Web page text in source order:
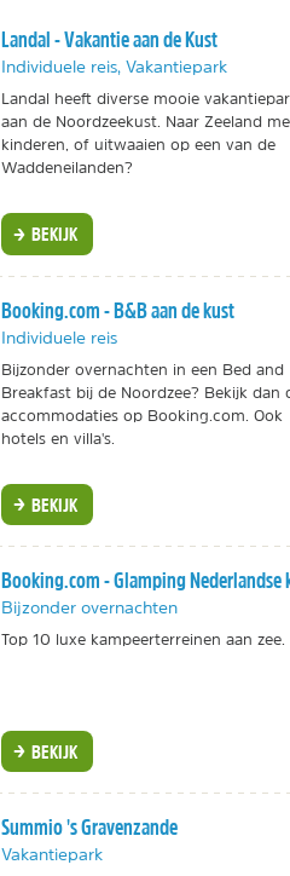
Landal - Vakantie aan de Kust
Individuele reis, Vakantiepark
Landal heeft diverse mooie
aan de Noordzeekust. Naar Zeeland
kinderen, of uitwaaien op een van de
Waddeneilanden?
BEKIJK
Booking.com - B&B aan de kust
Individuele reis
Bijzonder overnachten in een Bed and
Breakfast bij de Noordzee? Bekijk dan
accommodaties op Booking.com. Ook
hotels en villa's.
BEKIJK
Booking.com - Glamping Nederlandse
Bijzonder overnachten
Top 10 luxe kampeerterreinen aan zee.
BEKIJK
Summio 's Gravenzande
Vakantiepark